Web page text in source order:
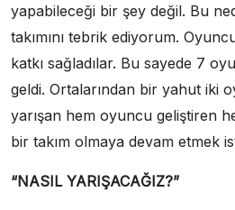
yapabileceği bir şey değil. Bu
takımını tebrik ediyorum.
katkı sağladılar. Bu sayede 7
geldi. Ortalarından bir yahut iki
yarışan hem oyuncu geliştiren
bir takım olmaya devam etmek
“NASIL YARIŞACAĞIZ?”